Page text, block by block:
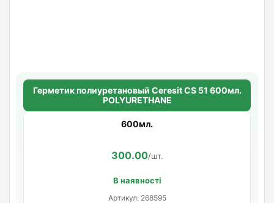
Герметик полиуретановый Ceresit CS 51 600мл.
POLYURETHANE
600мл.
300.00/шт.
В наявності
Артикул: 268595